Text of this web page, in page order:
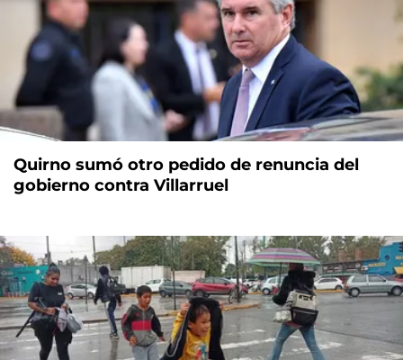
Quirno sumó otro pedido de renuncia del
gobierno contra Villarruel